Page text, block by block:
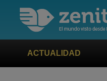
ACTUALIDAD
Jornada Mundial de la